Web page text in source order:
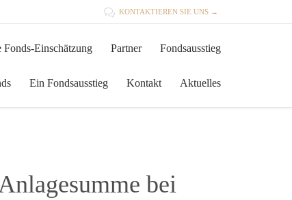
 KONTAKTIEREN SIE UNS →
Fonds-Einschätzung Partner Fondsausstieg
Ein Fondsausstieg Kontakt Aktuelles
bei